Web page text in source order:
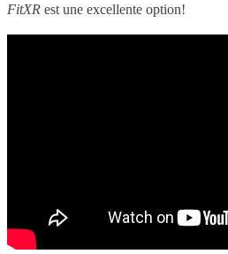
FitXR est une excellente option!